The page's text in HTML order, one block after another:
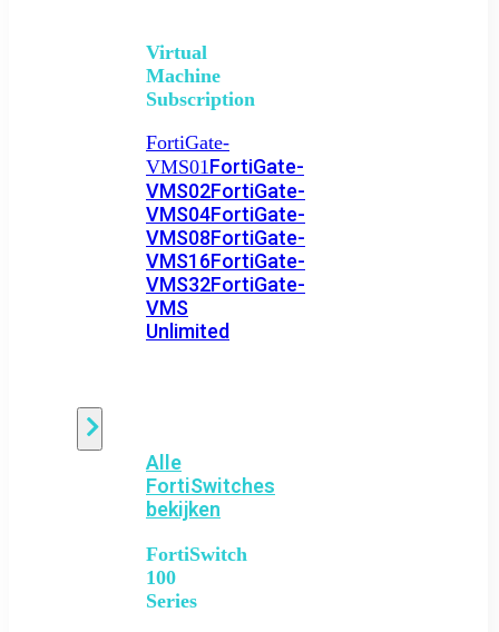
Virtual
Machine
Subscription
FortiGate-
VMS01FortiGate-
VMS02FortiGate-
VMS04FortiGate-
VMS08FortiGate-
VMS16FortiGate-
VMS32FortiGate-
VMS
Unlimited
Alle
FortiSwitches
bekijken
FortiSwitch
100
Series